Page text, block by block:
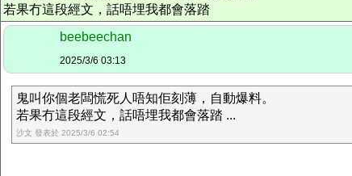
若果冇這段經文，話唔埋我都會落踏
beebeechan
2025/3/6 03:13
鬼叫你個老闆慌死人唔知佢刻薄，自動爆料。
若果冇這段經文，話唔埋我都會落踏 ...
沙文 發表於 2025/3/6 02:54